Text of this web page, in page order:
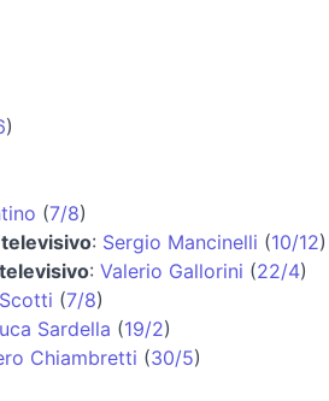
)
(7/8)
: Sergio Mancinelli (10/12)
: Valerio Gallorini (22/4)
(7/8)
Sardella (19/2)
Chiambretti (30/5)